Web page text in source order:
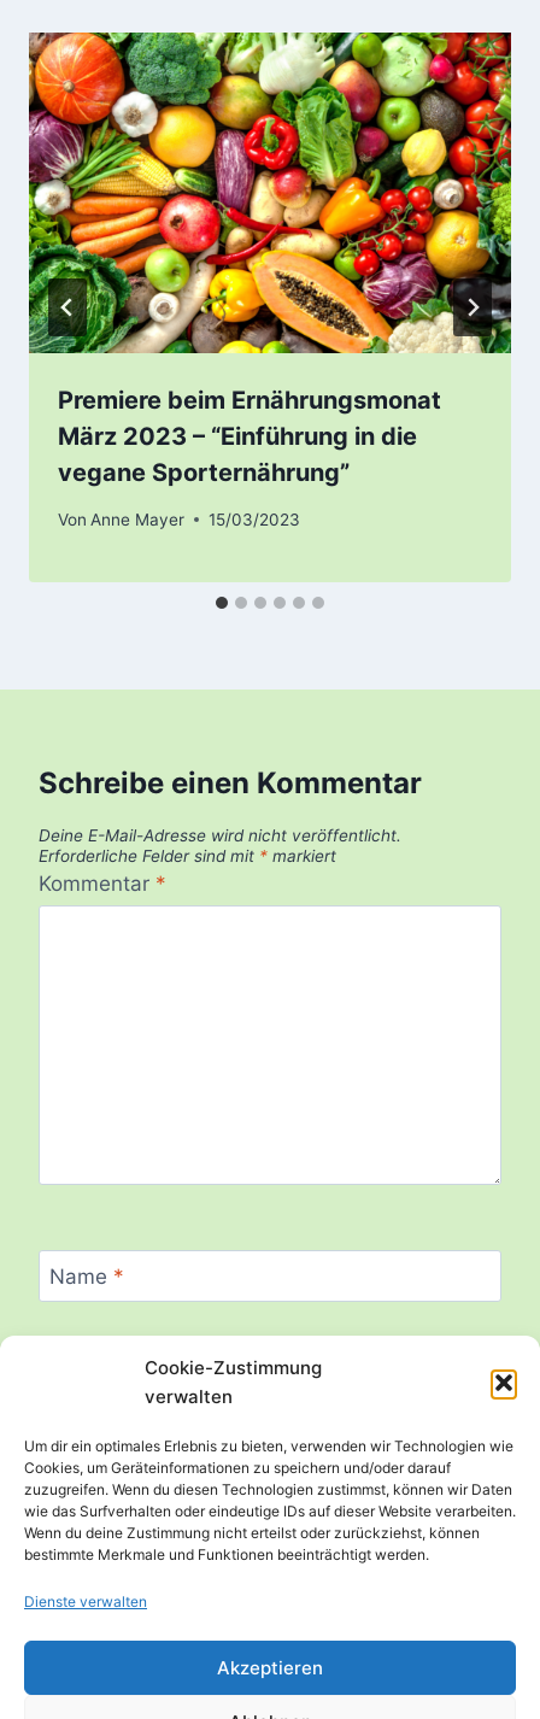
Cookie-Zustimmung
verwalten
Um dir ein optimales Erlebnis zu bieten, verwenden wir Technologien wie
Cookies, um Geräteinformationen zu speichern und/oder darauf
zuzugreifen. Wenn du diesen Technologien zustimmst, können wir Daten
wie das Surfverhalten oder eindeutige IDs auf dieser Website verarbeiten.
Wenn du deine Zustimmung nicht erteilst oder zurückziehst, können
bestimmte Merkmale und Funktionen beeinträchtigt werden.
Dienste verwalten
Akzeptieren
Premiere beim Ernährungsmonat
März 2023 – “Einführung in die
vegane Sporternährung”
Von Anne Mayer 15/03/2023
Schreibe einen Kommentar
Deine E-Mail-Adresse wird nicht veröffentlicht.
Erforderliche Felder sind mit * markiert
Kommentar *
Name *
Website